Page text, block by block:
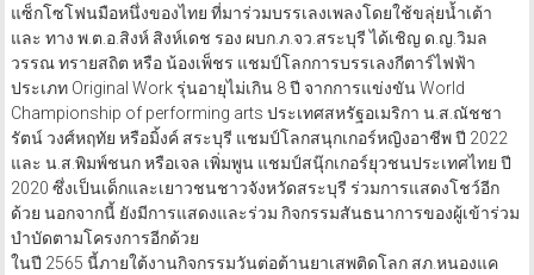
แซ็กโซโฟนมือหนึ่งของไทย ที่มาร่วมบรรเลงเพลงโดยใช้ขลุ่ยน้ำเต้า
และ ทาง พ.ต.อ.สิงห์ สิงห์เดช รอง ผบก.ภ.จว.สระบุรี ได้เชิญ ด.ญ.วิมล
วรรณ ทรายสถิต หรือ น้องเพ็ชร แชมป์โลกการบรรเลงกีตาร์ไฟฟ้า
ประเภท Original Work รุ่นอายุไม่เกิน 8 ปี จากการแข่งขัน World
Championship of performing arts ประเทศสหรัฐอเมริกา น.ส.ณัชชา
รัตน์ วงศ์หฤทัย หรือมิ้งค์ สระบุรี แชมป์โลกสนุกเกอร์หญิงอาชีพ ปี 2022
และ น.ส.พิมพ์ชนก หรือเจล เพิ่มพูน แชมป์สนุ๊กเกอร์ยุวชนประเทศไทย ปี
2020 ซึ่งเป็นเด็กและเยาวชนชาวจังหวัดสระบุรี ร่วมการแสดงโชว์อีก
ด้วย นอกจากนี้ ยังมีการแสดงและร่วม กิจกรรมสันธนาการของผู้เข้าร่วม
บำบัดตามโครงการอีกด้วย
ในปี 2565 นี้ภายใต้งานกิจกรรมวันต่อต้านยาเสพติดโลก สภ.หนองแค